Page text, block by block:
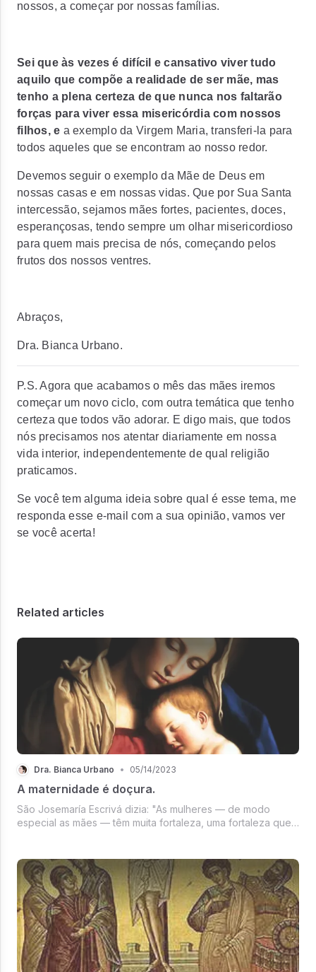
nossos, a começar por nossas famílias.
Sei que às vezes é difícil e cansativo viver tudo
aquilo que compõe a realidade de ser mãe, mas
tenho a plena certeza de que nunca nos faltarão
forças para viver essa misericórdia com nossos
filhos, e a exemplo da Virgem Maria, transferi-la para
todos aqueles que se encontram ao nosso redor.
Devemos seguir o exemplo da Mãe de Deus em
nossas casas e em nossas vidas. Que por Sua Santa
intercessão, sejamos mães fortes, pacientes, doces,
esperançosas, tendo sempre um olhar misericordioso
para quem mais precisa de nós, começando pelos
frutos dos nossos ventres.
Abraços,
Dra. Bianca Urbano.
P.S. Agora que acabamos o mês das mães iremos
começar um novo ciclo, com outra temática que tenho
certeza que todos vão adorar. E digo mais, que todos
nós precisamos nos atentar diariamente em nossa
vida interior, independentemente de qual religião
praticamos.
Se você tem alguma ideia sobre qual é esse tema, me
responda esse e-mail com a sua opinião, vamos ver
se você acerta!
Related articles
Dra. Bianca Urbano • 05/14/2023
A maternidade é doçura.
São Josemaría Escrivá dizia: "As mulheres — de modo
especial as mães — têm muita fortaleza, uma fortaleza que